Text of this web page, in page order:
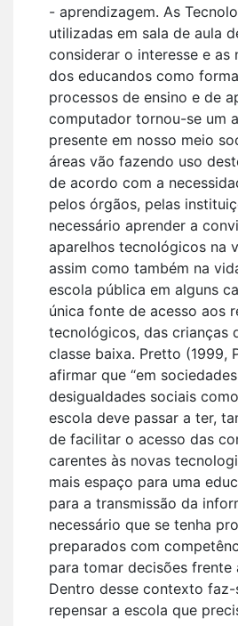
- aprendizagem. As
utilizadas em sala de aula
considerar o interesse e as
dos educandos como
processos de ensino e de
computador tornou-se um
presente em nosso meio
áreas vão fazendo uso
de acordo com a
pelos órgãos, pelas
necessário aprender a
aparelhos tecnológicos na
assim como também na
escola pública em alguns
única fonte de acesso aos
tecnológicos, das crianças
classe baixa. Pretto (1999,
afirmar que “em
desigualdades sociais
escola deve passar a ter,
de facilitar o acesso das
carentes às novas
mais espaço para uma
para a transmissão da
necessário que se tenha
preparados com
para tomar decisões frente
Dentro desse contexto faz-
repensar a escola que